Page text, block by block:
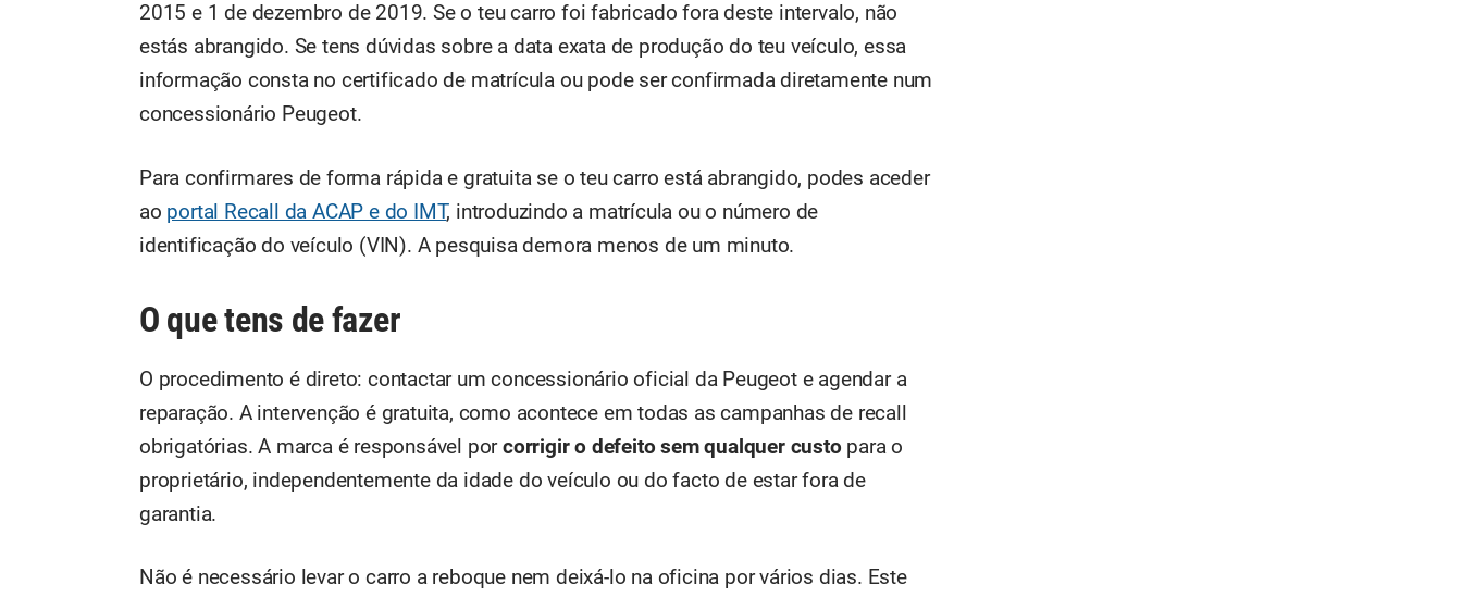
2015 e 1 de dezembro de 2019. Se o teu carro foi fabricado fora deste intervalo, não
estás abrangido. Se tens dúvidas sobre a data exata de produção do teu veículo, essa
informação consta no certificado de matrícula ou pode ser confirmada diretamente num
concessionário Peugeot.
Para confirmares de forma rápida e gratuita se o teu carro está abrangido, podes aceder
ao portal Recall da ACAP e do IMT, introduzindo a matrícula ou o número de
identificação do veículo (VIN). A pesquisa demora menos de um minuto.
O que tens de fazer
O procedimento é direto: contactar um concessionário oficial da Peugeot e agendar a
reparação. A intervenção é gratuita, como acontece em todas as campanhas de recall
obrigatórias. A marca é responsável porcorrigir o defeito sem qualquer custo para o
proprietário, independentemente da idade do veículo ou do facto de estar fora de
garantia.
Não é necessário levar o carro a reboque nem deixá-lo na oficina por vários dias. Este